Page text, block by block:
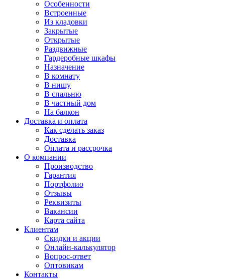
Особенности
Встроенные
Из кладовки
Закрытые
Открытые
Раздвижные
Гардеробные шкафы
Назначение
В комнату
В нишу
В спальню
В частный дом
На балкон
Доставка и оплата
Как сделать заказ
Доставка
Оплата и рассрочка
О компании
Производство
Гарантия
Портфолио
Отзывы
Реквизиты
Вакансии
Карта сайта
Клиентам
Скидки и акции
Онлайн-калькулятор
Вопрос-ответ
Оптовикам
Контакты